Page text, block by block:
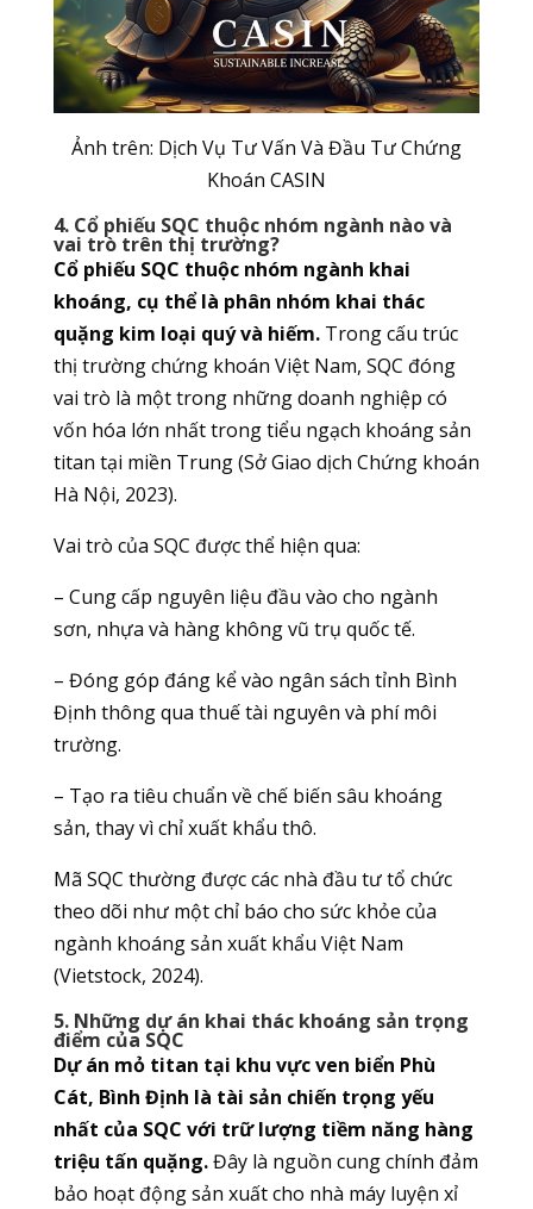
Ảnh trên: Dịch Vụ Tư Vấn Và Đầu Tư Chứng
Khoán CASIN
4. Cổ phiếu SQC thuộc nhóm ngành nào và
vai trò trên thị trường?
Cổ phiếu SQC thuộc nhóm ngành khai
khoáng, cụ thể là phân nhóm khai thác
quặng kim loại quý và hiếm.Trong cấu trúc
thị trường chứng khoán Việt Nam, SQC đóng
vai trò là một trong những doanh nghiệp có
vốn hóa lớn nhất trong tiểu ngạch khoáng sản
titan tại miền Trung (Sở Giao dịch Chứng khoán
Hà Nội, 2023).
Vai trò của SQC được thể hiện qua:
– Cung cấp nguyên liệu đầu vào cho ngành
sơn, nhựa và hàng không vũ trụ quốc tế.
– Đóng góp đáng kể vào ngân sách tỉnh Bình
Định thông qua thuế tài nguyên và phí môi
trường.
– Tạo ra tiêu chuẩn về chế biến sâu khoáng
sản, thay vì chỉ xuất khẩu thô.
Mã SQC thường được các nhà đầu tư tổ chức
theo dõi như một chỉ báo cho sức khỏe của
ngành khoáng sản xuất khẩu Việt Nam
(Vietstock, 2024).
5. Những dự án khai thác khoáng sản trọng
điểm của SQC
Dự án mỏ titan tại khu vực ven biển Phù
Cát, Bình Định là tài sản chiến trọng yếu
nhất của SQC với trữ lượng tiềm năng hàng
triệu tấn quặng.Đây là nguồn cung chính đảm
bảo hoạt động sản xuất cho nhà máy luyện xỉ